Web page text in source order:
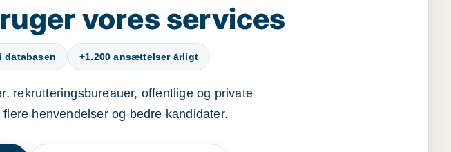
vores services
databasen +1.200 ansættelser årligt
rekrutteringsbureauer, offentlige og private
henvendelser og bedre kandidater.